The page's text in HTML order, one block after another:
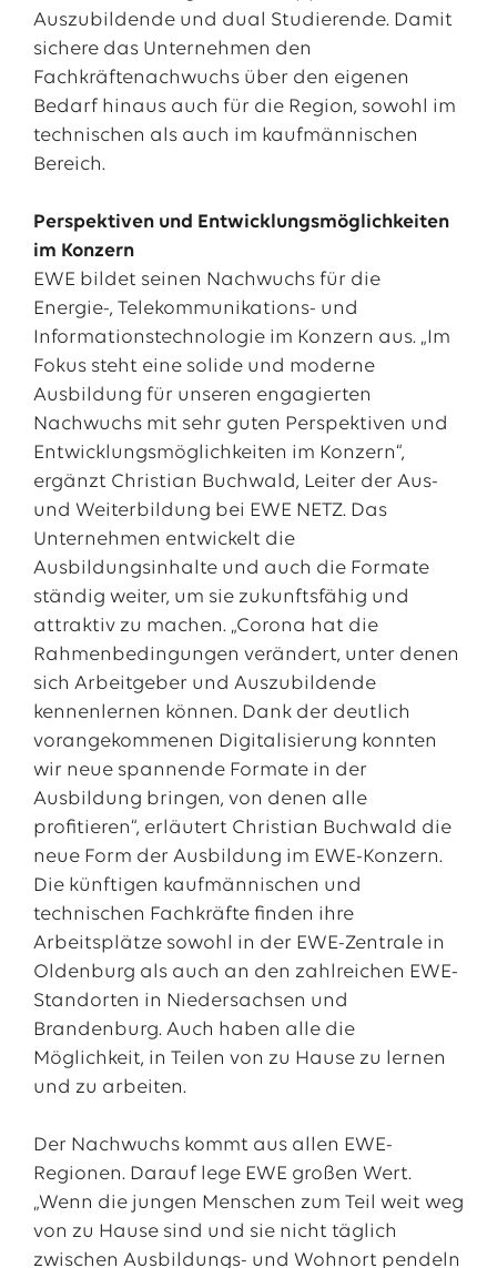
Auszubildende und dual Studierende. Damit
sichere das Unternehmen den
Fachkräftenachwuchs über den eigenen
Bedarf hinaus auch für die Region, sowohl im
technischen als auch im kaufmännischen
Bereich.
Perspektiven und Entwicklungsmöglichkeiten
im Konzern
EWE bildet seinen Nachwuchs für die
Energie-, Telekommunikations- und
Informationstechnologie im Konzern aus. „Im
Fokus steht eine solide und moderne
Ausbildung für unseren engagierten
Nachwuchs mit sehr guten Perspektiven und
Entwicklungsmöglichkeiten im Konzern“,
ergänzt Christian Buchwald, Leiter der Aus-
und Weiterbildung bei EWE NETZ. Das
Unternehmen entwickelt die
Ausbildungsinhalte und auch die Formate
ständig weiter, um sie zukunftsfähig und
attraktiv zu machen. „Corona hat die
Rahmenbedingungen verändert, unter denen
sich Arbeitgeber und Auszubildende
kennenlernen können. Dank der deutlich
vorangekommenen Digitalisierung konnten
wir neue spannende Formate in der
Ausbildung bringen, von denen alle
profitieren“, erläutert Christian Buchwald die
neue Form der Ausbildung im EWE-Konzern.
Die künftigen kaufmännischen und
technischen Fachkräfte finden ihre
Arbeitsplätze sowohl in der EWE-Zentrale in
Oldenburg als auch an den zahlreichen EWE-
Standorten in Niedersachsen und
Brandenburg. Auch haben alle die
Möglichkeit, in Teilen von zu Hause zu lernen
und zu arbeiten.
Der Nachwuchs kommt aus allen EWE-
Regionen. Darauf lege EWE großen Wert.
„Wenn die jungen Menschen zum Teil weit weg
von zu Hause sind und sie nicht täglich
zwischen Ausbildungs- und Wohnort pendeln